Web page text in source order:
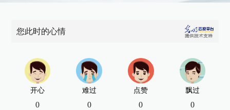
您此时的心情
开心
0
难过
0
点赞
0
飘过
0